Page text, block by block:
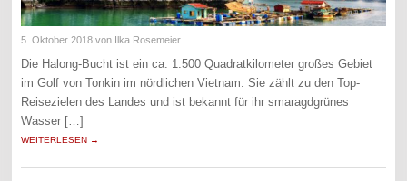
5. Oktober 2018 von Ilka Rosemeier
Die Halong-Bucht ist ein ca. 1.500 Quadratkilometer großes Gebiet
im Golf von Tonkin im nördlichen Vietnam. Sie zählt zu den Top-
Reisezielen des Landes und ist bekannt für ihr smaragdgrünes
Wasser […]
WEITERLESEN →